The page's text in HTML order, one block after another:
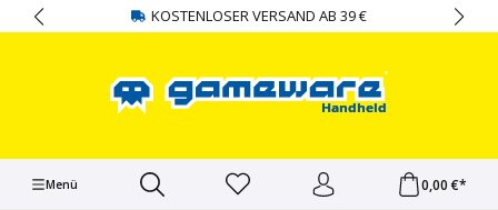
springen KOSTENLOSER VERSAND AB 39 €
Menü 0,00 €*